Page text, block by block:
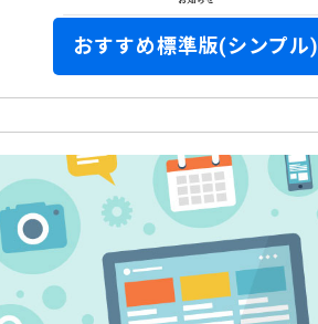
おすすめ標準版(シンプル)